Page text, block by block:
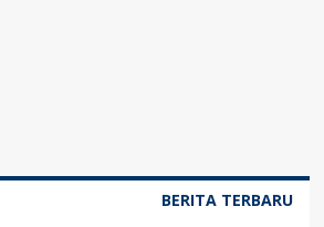
BERITA TERBARU